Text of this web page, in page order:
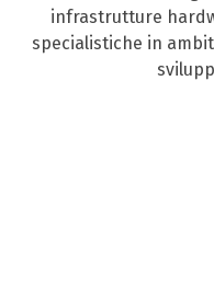
infrastrutture
specialistiche in